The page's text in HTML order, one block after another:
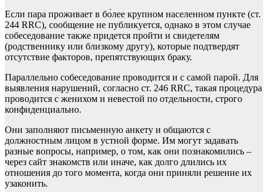
Если пара проживает в бо̀лее крупном населенном пункте (ст.
244 RRC), сообщение не публикуется, однако в этом случае
собеседование также придется пройти и свидетелям
(родственнику или близкому другу), которые подтвердят
отсутствие факторов, препятствующих браку.
Параллельно собеседование проводится и с самой парой. Для
выявления нарушений, согласно ст. 246 RRC, такая процедура
проводится с женихом и невестой по отдельности, строго
конфиденциально.
Они заполняют письменную анкету и общаются с
должностным лицом в устной форме. Им могут задавать
разные вопросы, например, о том, как они познакомились –
через сайт знакомств или иначе, как долго длились их
отношения до того момента, когда они приняли решение их
узаконить.